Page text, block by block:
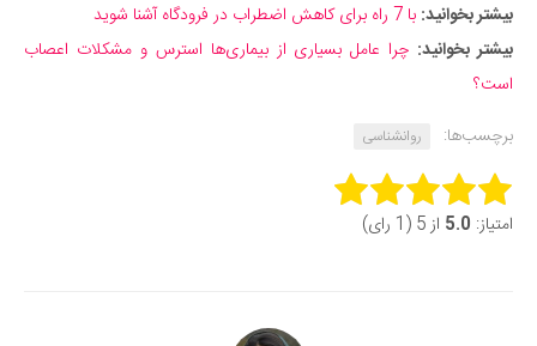
بیشتر بخوانید: با 7 راه برای کاهش اضطراب در فرودگاه آشنا شوید
بیشتر بخوانید: چرا عامل بسیاری از بیماری‌ها استرس و مشکلات اعصاب
است؟
برچسب‌ها:
روانشناسی
Rate this item:
امتیاز: 5.0 از 5 (1 رای)